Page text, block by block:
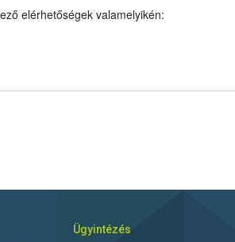
elérhetőségek valamelyikén:
Ügyintézés